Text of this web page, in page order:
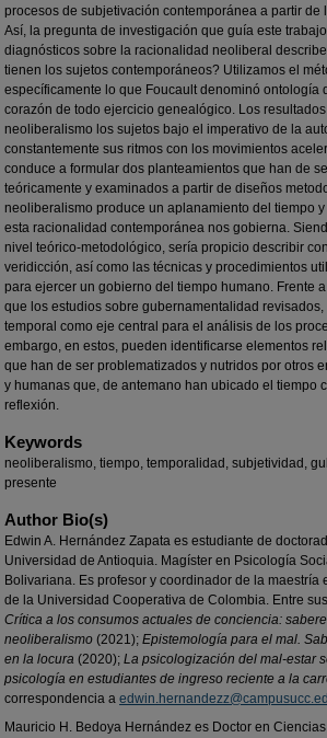
procesos de subjetivación contemporánea a partir
Así, la pregunta de investigación que guía este
diagnósticos sobre la racionalidad neoliberal
tienen los sujetos contemporáneos? Utilizamos el
específicamente lo que Foucault denominó ontología
corazón de todo ejercicio genealógico. Los
neoliberalismo los sujetos bajo el imperativo de la
constantemente sus ritmos con los movimientos
conduce a formular dos planteamientos que han de
teóricamente y examinados a partir de diseños
neoliberalismo produce un aplanamiento del tiempo
esta racionalidad contemporánea nos gobierna.
nivel teórico-metodológico, sería propicio describir
veridicción, así como las técnicas y procedimientos
para ejercer un gobierno del tiempo humano. Frente
que los estudios sobre gubernamentalidad
temporal como eje central para el análisis de los
embargo, en estos, pueden identificarse elementos
que han de ser problematizados y nutridos por otros
y humanas que, de antemano han ubicado el tiempo
reflexión.
Keywords
neoliberalismo, tiempo, temporalidad, subjetividad,
presente
Author Bio(s)
Edwin A. Hernández Zapata es estudiante de
Universidad de Antioquia. Magíster en Psicología
Bolivariana. Es profesor y coordinador de la maestría
de la Universidad Cooperativa de Colombia. Entre
Crítica a los consumos actuales de conciencia:
neoliberalismo (2021); Epistemología para el mal.
en la locura (2020); La psicologización del mal-estar
psicología en estudiantes de ingreso reciente a la
correspondencia a
Mauricio H. Bedoya Hernández es Doctor en